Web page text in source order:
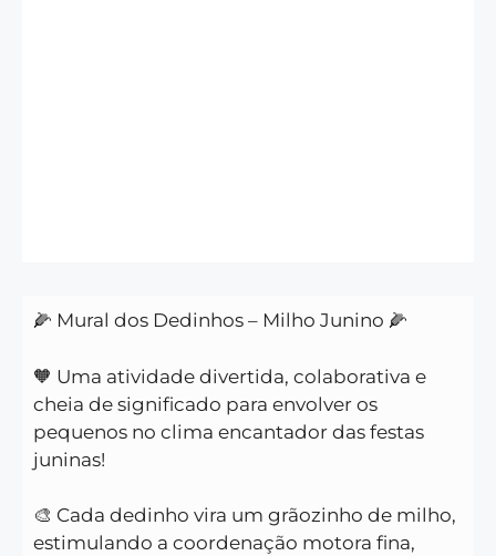
🌽 Mural dos Dedinhos – Milho Junino 🌽
🧡 Uma atividade divertida, colaborativa e
cheia de significado para envolver os
pequenos no clima encantador das festas
juninas!
🎨 Cada dedinho vira um grãozinho de milho,
estimulando a coordenação motora fina,